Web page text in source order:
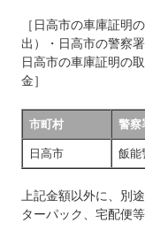
［日高市の車庫証明
出）・日高市の警察
日高市の車庫証明の
金］
市町村 警察
日高市 飯能
上記金額以外に、別
ターパック、宅配便